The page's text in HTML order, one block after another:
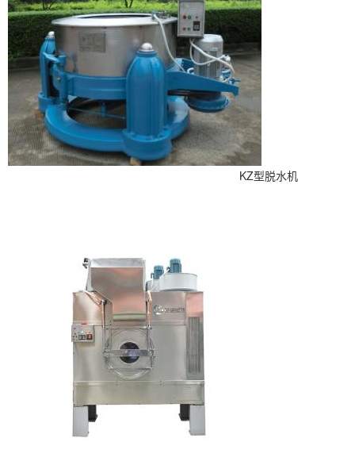
KZ型脱水机